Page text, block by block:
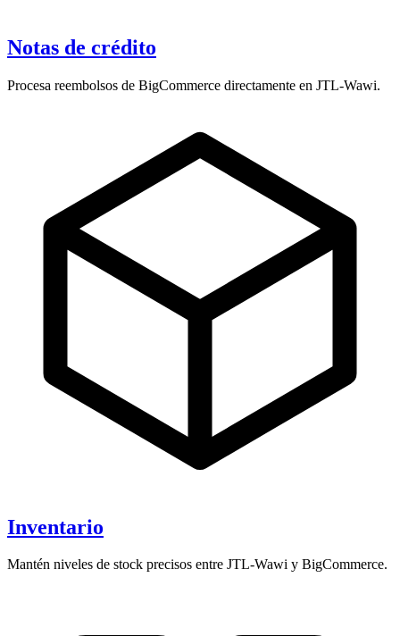
Notas de crédito
Procesa reembolsos de BigCommerce directamente en JTL-Wawi.
Inventario
Mantén niveles de stock precisos entre JTL-Wawi y BigCommerce.